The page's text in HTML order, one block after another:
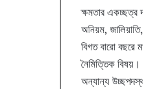
ক্ষমতার একচ্ছত্র
অনিয়ম,
বিগত বারো বছরে
নৈমিত্তিক বিষয়।
অন্যান্য